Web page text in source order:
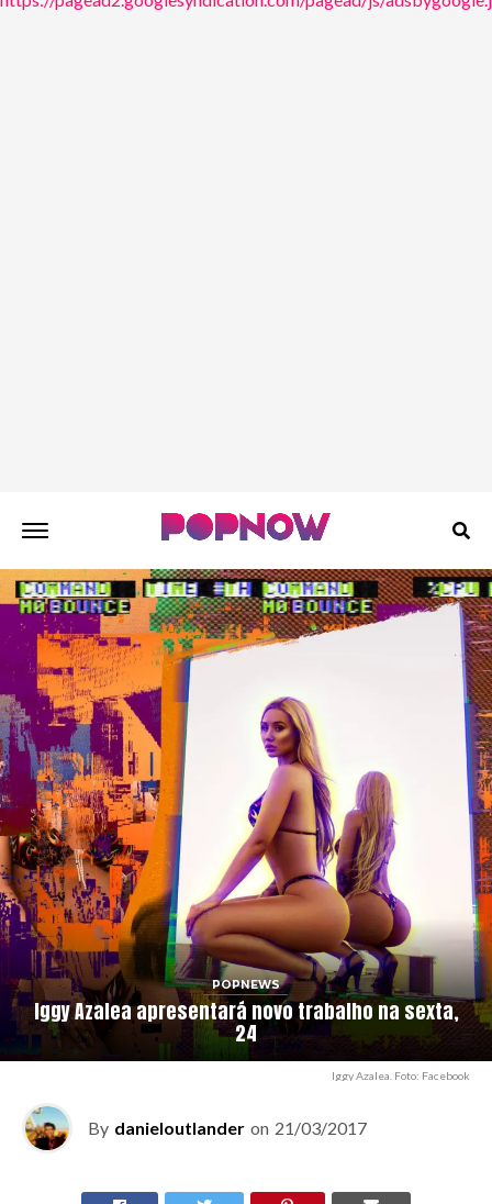
POPNEWS
Iggy Azalea apresentará novo trabalho na sexta,
24
Iggy Azalea. Foto: Facebook
By danieloutlander on 21/03/2017